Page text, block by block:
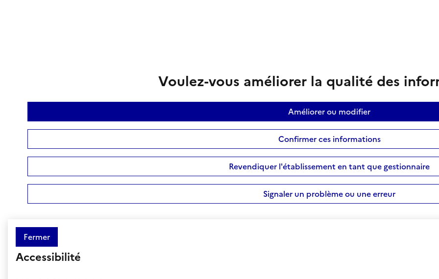
Voulez-vous améliorer la qualité des
Améliorer ou modifier
Confirmer ces informations
Revendiquer l'établissement en tant que gestionnaire
Signaler un problème ou une erreur
Fermer
Accessibilité